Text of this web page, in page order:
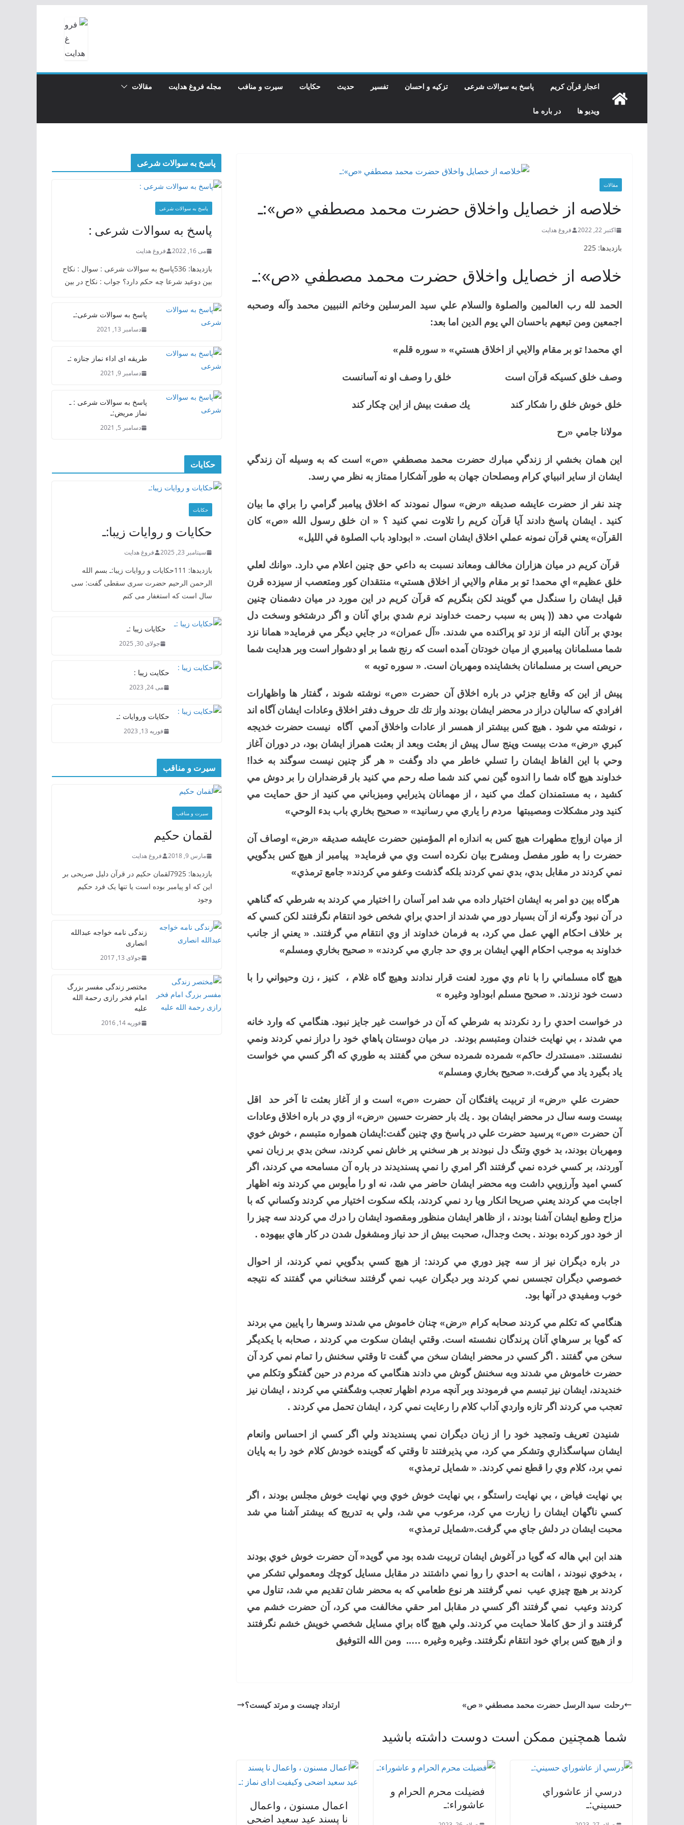
اعجاز قرآن کریم پاسخ به سوالات شرعی تزکیه و احسان تفسیر حدیث حکایات سیرت و منافب مجله فروغ هدایت مقالات
ویدیو ها در باره ما
مقالات
خلاصه از خصايل واخلاق حضرت محمد مصطفي «ص»:ـ
اکتبر 22, 2022 فروغ هدایت
بازدیدها: 225
خلاصه از خصايل واخلاق حضرت محمد مصطفي «ص»:ـ
الحمد لله رب العالمين والصلوة والسلام علي سيد المرسلين وخاتم النبيين محمد وآله وصحبه
اجمعين ومن تبعهم باحسان الي يوم الدين اما بعد:
اي محمد! تو بر مقام والايي از اخلاق هستي» « سوره قلم»
وصف خلق كسيكه قرآن است خلق را وصف او نه آسانست
خلق خوش خلق را شكار كند يك صفت بيش از اين چكار كند
مولانا جامي «رح
اين همان بخشي از زندگي مبارك حضرت محمد مصطفي «ص» است كه به وسيله آن زندگي
ايشان از ساير انبياي كرام ومصلحان جهان به طور آشكارا ممتاز به نظر مي رسد.
چند نفر از حضرت عايشه صديقه «رض» سوال نمودند كه اخلاق پيامبر گرامي را براي ما بيان
كنيد . ايشان پاسخ دادند آيا قرآن كريم را تلاوت نمي كنيد ؟ « ان خلق رسول الله «ص» كان
القرآن» يعني قرآن نمونه عملي اخلاق ايشان است. « ابوداود باب الصلوة في الليل»
قرآن كريم در ميان هزاران مخالف ومعاند نسبت به داعي حق چنين اعلام مي دارد. «وانك لعلي
خلق عظيم» اي محمد! تو بر مقام والايي از اخلاق هستي» منتقدان كور ومتعصب از سيزده قرن
قبل ايشان را سنگدل مي گويند لكن بنگريم كه قرآن كريم در اين مورد در ميان دشمنان چنين
شهادت مي دهد (( پس به سبب رحمت خداوند نرم شدي براي آنان و اگر درشتخو وسخت دل
بودي بر آنان البته از نزد تو پراكنده مي شدند. «آل عمران» در جايي ديگر مي فرمايد« همانا نزد
شما مسلمانان پيامبري از ميان خودتان آمده است كه رنج شما بر او دشوار است وبر هدايت شما
حريص است بر مسلمانان بخشاينده ومهربان است. « سوره توبه »
پيش از اين كه وقايع جزئي در باره اخلاق آن حضرت «ص» نوشته شوند ، گفتار ها واظهارات
افرادي كه ساليان دراز در محضر ايشان بودند واز تك تك حروف دفتر اخلاق وعادات ايشان آگاه اند
، نوشته مي شود . هيچ كس بيشتر از همسر از عادات واخلاق آدمي آگاه نيست حضرت خديجه
كبري «رض» مدت بيست وپنج سال پيش از بعثت وبعد از بعثت همراز ايشان بود، در دوران آغاز
وحي با اين الفاظ ايشان را تسلي خاطر مي داد وگفت « هر گز چنين نيست سوگند به خدا!
خداوند هيچ گاه شما را اندوه گين نمي كند شما صله رحم مي كنيد بار قرضداران را بر دوش مي
كشيد ، به مستمندان كمك مي كنيد ، از مهمانان پذيرايي وميزباني مي كنيد از حق حمايت مي
كنيد ودر مشكلات ومصيبتها مردم را ياري مي رسانيد» « صحيح بخاري باب بدء الوحي»
از ميان ازواج مطهرات هيچ كس به اندازه ام المؤمنين حضرت عايشه صديقه «رض» اوصاف آن
حضرت را به طور مفصل ومشرح بيان نكرده است وي مي فرمايد« پيامبر از هيچ كس بدگويي
نمي كردند در مقابل بدي، بدي نمي كردند بلكه گذشت وعفو مي كردند« جامع ترمذي»
هرگاه بين دو امر به ايشان اختيار داده مي شد امر آسان را اختيار مي كردند به شرطي كه گناهي
در آن نبود وگرنه از آن بسيار دور مي شدند از احدي براي شخص خود انتقام نگرفتند لكن كسي كه
بر خلاف احكام الهي عمل مي كرد، به فرمان خداوند از وي انتقام مي گرفتند. « يعني از جانب
خداوند به موجب احكام الهي ايشان بر وي حد جاري مي كردند» « صحيح بخاري ومسلم»
هيچ گاه مسلماني را با نام وي مورد لعنت قرار ندادند وهيچ گاه غلام ، كنيز ، زن وحيواني را با
دست خود نزدند. « صحيح مسلم ابوداود وغيره »
در خواست احدي را رد نكردند به شرطي كه آن در خواست غير جايز نبود. هنگامي كه وارد خانه
مي شدند ، بي نهايت خندان ومتبسم بودند. در ميان دوستان پاهاي خود را دراز نمي كردند ونمي
نشستند. «مستدرك حاكم» شمرده شمرده سخن مي گفتند به طوري كه اگر كسي مي خواست
ياد بگيرد ياد مي گرفت.« صحيح بخاري ومسلم»
حضرت علي «رض» از تربيت يافتگان آن حضرت «ص» است و از آغاز بعثت تا آخر حد اقل
بيست وسه سال در محضر ايشان بود . يك بار حضرت حسين «رض» از وي در باره اخلاق وعادات
آن حضرت «ص» پرسيد حضرت علي در پاسخ وي چنين گفت:ايشان همواره متبسم ، خوش خوي
ومهربان بودند، بد خوي وتنگ دل نبودند بر هر سخني پر خاش نمي كردند، سخن بدي بر زبان نمي
آوردند، بر كسي خرده نمي گرفتند اگر امري را نمي پسنديدند در باره آن مسامحه مي كردند، اگر
كسي اميد وآرزويي داشت وبه محضر ايشان حاضر مي شد، نه او را مأيوس مي كردند ونه اظهار
اجابت مي كردند يعني صريحا انكار ويا رد نمي كردند، بلكه سكوت اختيار مي كردند وكساني كه با
مزاح وطبع ايشان آشنا بودند ، از ظاهر ايشان منظور ومقصود ايشان را درك مي كردند سه چيز را
از خود دور كرده بودند . بحث وجدال، صحبت بيش از حد نياز ومشغول شدن در كار هاي بيهوده .
در باره ديگران نيز از سه چيز دوري مي كردند: از هيچ كسي بدگويي نمي كردند، از احوال
خصوصي ديگران تجسس نمي كردند وبر ديگران عيب نمي گرفتند سخناني مي گفتند كه نتيجه
خوب ومفيدي در آنها بود.
هنگامي كه تكلم مي كردند صحابه كرام «رض» چنان خاموش مي شدند وسرها را پايين مي بردند
كه گويا بر سرهاي آنان پرندگان نشسته است. وقتي ايشان سكوت مي كردند ، صحابه با يكديگر
سخن مي گفتند . اگر كسي در محضر ايشان سخن مي گفت تا وقتي سخنش را تمام نمي كرد آن
حضرت خاموش مي شدند وبه سخنش گوش مي دادند هنگامي كه مردم در حين گفتگو وتكلم مي
خنديدند، ايشان نيز تبسم مي فرمودند وبر آنچه مردم اظهار تعجب وشگفتي مي كردند ، ايشان نيز
تعجب مي كردند اگر تازه واردي آداب كلام را رعايت نمي كرد ، ايشان تحمل مي كردند .
شنيدن تعريف وتمجيد خود را از زبان ديگران نمي پسنديدند ولي اگر كسي از احساس وانعام
ايشان سپاسگذاري وتشكر مي كرد، مي پذيرفتند تا وقتي كه گوينده خودش كلام خود را به پايان
نمي برد، كلام وي را قطع نمي كردند. « شمايل ترمذي»
بي نهايت فياض ، بي نهايت راستگو ، بي نهايت خوش خوي وبي نهايت خوش مجلس بودند ، اگر
كسي ناگهان ايشان را زيارت مي كرد، مرعوب مي شد، ولي به تدريج كه بيشتر آشنا مي شد
محبت ايشان در دلش جاي مي گرفت.«شمايل ترمذي»
هند ابن ابي هاله كه گويا در آغوش ايشان تربيت شده بود مي گويد« آن حضرت خوش خوي بودند
، بدخوي نبودند ، اهانت به احدي را روا نمي داشتند در مقابل مسايل كوچك ومعمولي تشكر مي
كردند بر هيچ چيزي عيب نمي گرفتند هر نوع طعامي كه به محضر شان تقديم مي شد، تناول مي
كردند وعيب نمي گرفتند اگر كسي در مقابل امر حقي مخالفت مي كرد، آن حضرت خشم مي
گرفتند و از حق كاملا حمايت مي كردند. ولي هيچ گاه براي مسايل شخصي خويش خشم نگرفتند
و از هيچ كس براي خود انتقام نگرفتند. وغیره وغیره ….. ومن الله التوفیق
رحلت سيد الرسل حضرت محمد مصطفي « ص» ارتداد چیست و مرتد کیست؟
شما همچنین ممکن است دوست داشته باشید
درسي از عاشوراي
حسيني:ـ
فضیلت محرم الحرام و
عاشوراء:ـ
اعمال مسنون ، واعمال
نا پسند عید سعید اضحی
پاسخ به سوالات شرعی
پاسخ به سوالات شرعی
پاسخ به سوالات شرعی :
می 16, 2022 فروغ هدایت
بازدیدها: 536پاسخ به سوالات شرعی : سوال : نکاح
بین دوعید شرعا چه حکم دارد؟ جواب : نکاح در بین
پاسخ به سوالات شرعی:ـ
دسامبر 13, 2021
طریقه ای اداء نماز جنازه :ـ
دسامبر 9, 2021
پاسخ به سوالات شرعی : ـ
نماز مریض:ـ
دسامبر 5, 2021
حکایات
حکایات
حکایات و روایات زیبا:ـ
سپتامبر 23, 2025 فروغ هدایت
بازدیدها: 111حکایات و روایات زیبا:ـ بسم الله
الرحمن الرحیم حضرت سری سقطی گفت: سی
سال است که استغفار می کنم
حکایات زیبا :ـ
جولای 30, 2025
حکایت زیبا :
می 24, 2023
حکایات وروایات :ـ
فوریه 13, 2023
سیرت و مناقب
سیرت و منافب
لقمان حکیم
مارس 9, 2018 فروغ هدایت
بازدیدها: 7925لقمان حکیم در قرآن دلیل صریحی بر
این که او پیامبر بوده است یا تنها یک فرد حکیم
وجود
زندگی نامه خواجه عبدالله
انصاری
جولای 13, 2017
مختصر زندگی مفسر بزرگ
امام فخر رازی رحمة الله
علیه
فوریه 14, 2016